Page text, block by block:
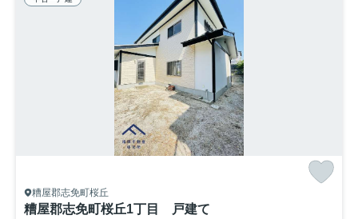
糟屋郡志免町桜丘
糟屋郡志免町桜丘1丁目 戸建て